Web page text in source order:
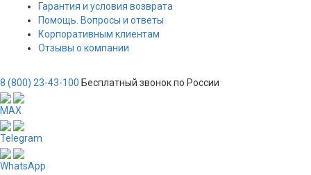
Гарантия и условия возврата
Помощь. Вопросы и ответы
Корпоративным клиентам
Отзывы о компании
8 (800) 23-43-100 Бесплатный звонок по России
MAX
Telegram
WhatsApp